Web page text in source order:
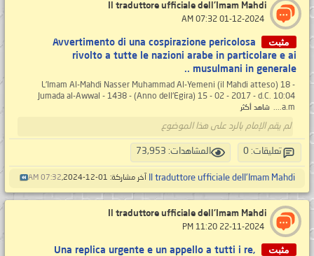
Il traduttore ufficiale dell'Imam Mahdi
مثبت
Avvertimento di una cospirazione pericolosa
rivolto a tutte le nazioni arabe in particolare e ai
musulmani in generale ..
L'Imam Al-Mahdi Nasser Muhammad Al-Yemeni (il Mahdi atteso) 18 -
Jumada al-Awwal - 1438 - (Anno dell'Egira) 15 - 02 - 2017 - d.C. 10:04
a.m....
شاهد أكثر
لم يقم الإمام بالرد على هذا الموضوع
تعليقات: 0 المشاهدات: 73,953
Il traduttore ufficiale dell'Imam Mahdi آخر مشاركة: 01-12-2024, 07:32 AM
Il traduttore ufficiale dell'Imam Mahdi
مثبت
Una replica urgente e un appello a tutti i re,